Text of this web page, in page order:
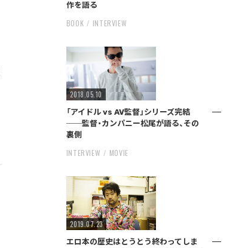
作を語る
BOOK INTERVIEW
2018.05.10
「アイドル vs AV監督」シリーズ完結
──監督・カンパニー松尾が語る、その
裏側
INTERVIEW MOVIE
2019.07.23
エロ本の歴史はとうとう終わってしま